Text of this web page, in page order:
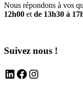
Nous répondons à vos
12h00 et de 13h30 à
Suivez nous !
LinkedIn Facebook Instagram